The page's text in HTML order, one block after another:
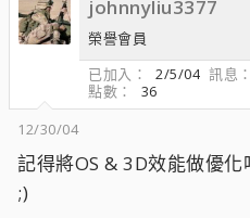
johnnyliu3377
榮譽會員
已加入
2/5/04 訊息
點數
36
12/30/04
記得將OS & 3D效能做優
;)